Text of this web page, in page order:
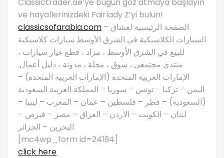
ve hayallerinizdeki Fairlady Z’yi bulun!
classicsofarabia.com – الصفحة الرئيسية لعشاق
السيارات الكلاسيكية في الشرق الأوسط سيارات كلاسيكية
للبيع في الشرق الأوسط ، مزاد ، قطع غيار سيارات ،
منتدى مجتمعي ، سوق ، مجلة ، مدونة ، دليل أعمال.
الإمارات العربية المتحدة (الإمارات العربية المتحدة) –
اليمن – تركيا – تونس – سوريا – المملكة العربية السعودية
(السعودية) – قطر – فلسطين – عمان – المغرب – ليبيا –
لبنان – الكويت – الأردن – العراق – مصر – قبرص –
البحرين – الجزائر
[mc4wp_form id=24194]
click here